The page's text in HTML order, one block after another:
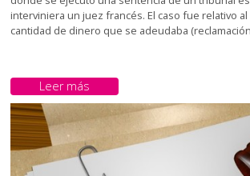
interviniera un juez francés. El caso fue relativo
cantidad de dinero que se adeudaba
Leer más